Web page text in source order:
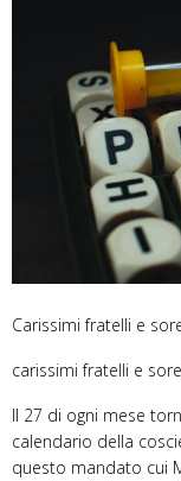
Carissimi fratelli e
carissimi fratelli e
Il 27 di ogni mese
calendario della
questo mandato cui